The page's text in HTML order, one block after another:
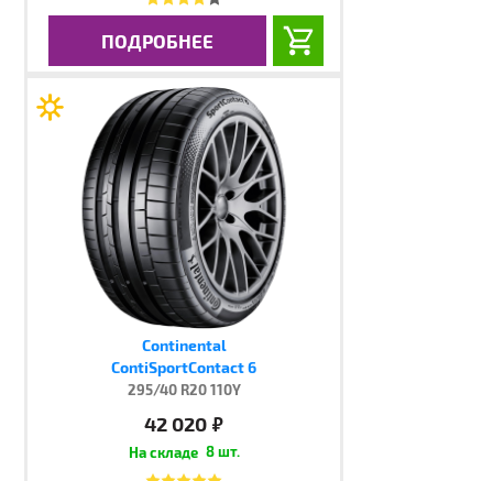
ПОДРОБНЕЕ
Continental
ContiSportContact 6
295/40 R20 110Y
42 020 руб.
8 шт.